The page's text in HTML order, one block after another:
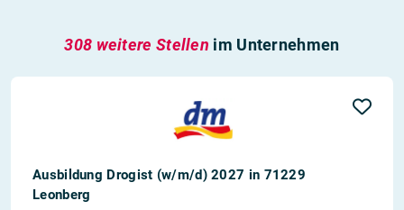
308 weitere Stellen im Unternehmen
Ausbildung Drogist (w/m/d) 2027 in 71229
Leonberg